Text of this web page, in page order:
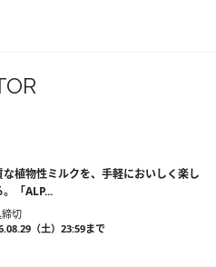
な植物性ミルクを、手軽においしく楽し
。「ALP...
切
（土）23:59まで